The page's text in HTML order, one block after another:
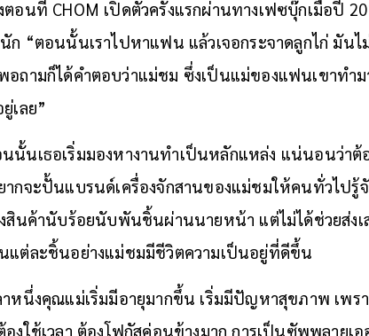
ตอนที่ CHOM เปิดตัวครั้งแรกผ่านทางเฟซบุ๊กเมื่อปี
ก “ตอนนั้นเราไปหาแฟน แล้วเจอกระจาดลูกไก่ มันไ
อถามก็ได้คำตอบว่าแม่ชม ซึ่งเป็นแม่ของแฟนเขาทำ
เลย”
นั้นเธอเริ่มมองหางานทำเป็นหลักแหล่ง แน่นอนว่าต้อ
ากจะปั้นแบรนด์เครื่องจักสานของแม่ชมให้คนทั่วไป
งสินค้านับร้อยนับพันชิ้นผ่านนายหน้า แต่ไม่ได้ช่วยส่งเ
แต่ละชิ้นอย่างแม่ชมมีชีวิตความเป็นอยู่ที่ดีขึ้น
าหนึ่งคุณแม่เริ่มมีอายุมากขึ้น เริ่มมีปัญหาสุขภาพ เพ
งใช้เวลา ต้องโฟกัสค่อนข้างมาก การเป็นซัพพลายเ